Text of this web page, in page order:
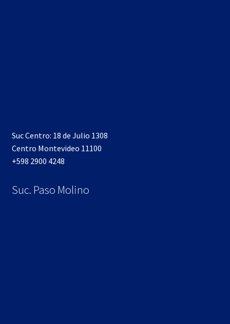
Suc Centro: 18 de Julio 1308
Centro Montevideo 11100
+598 2900 4248
Suc. Paso Molino